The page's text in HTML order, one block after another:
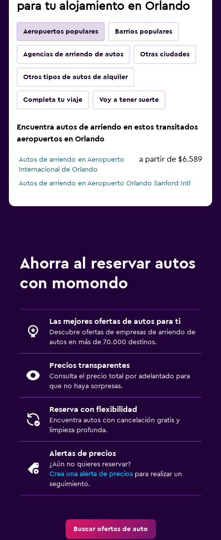
para tu alojamiento en Orlando
Aeropuertos populares Barrios populares
Agencias de arriendo de autos Otras ciudades
Otros tipos de autos de alquiler
Completa tu viaje Voy a tener suerte
Encuentra autos de arriendo en estos transitados
aeropuertos en Orlando
Autos de arriendo en Aeropuerto
Internacional de Orlando
a partir de $6.589
Autos de arriendo en Aeropuerto Orlando Sanford Intl
Ahorra al reservar autos
con momondo
Las mejores ofertas de autos para ti
Descubre ofertas de empresas de arriendo de
autos en más de 70.000 destinos.
Precios transparentes
Consulta el precio total por adelantado para
que no haya sorpresas.
Reserva con flexibilidad
Encuentra autos con cancelación gratis y
limpieza profunda.
Alertas de precios
¿Aún no quieres reservar?
Crea una alerta de precios para realizar un
seguimiento.
Buscar ofertas de auto